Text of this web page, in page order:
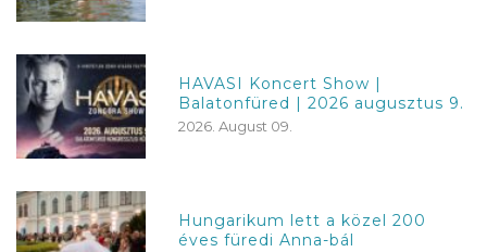
HAVASI Koncert Show |
Balatonfüred | 2026 augusztus 9.
2026. August 09.
Hungarikum lett a közel 200
éves füredi Anna-bál